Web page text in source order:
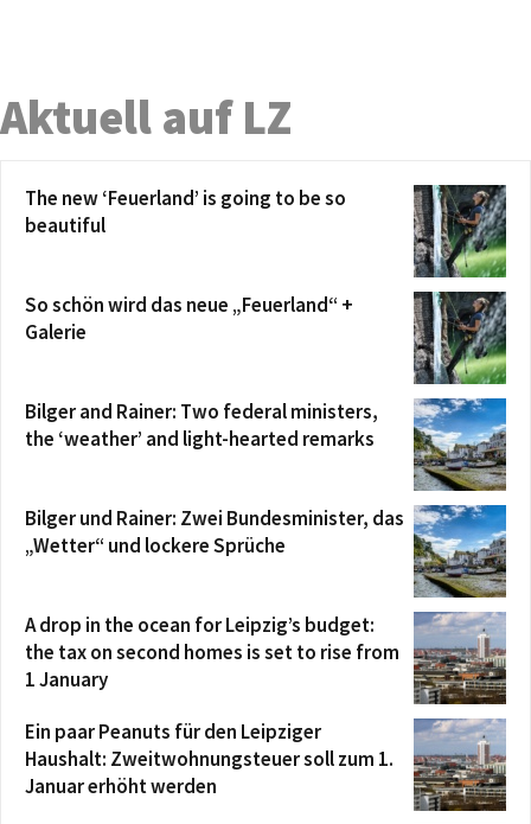
Aktuell auf LZ
The new ‘Feuerland’ is going to be so
beautiful
So schön wird das neue „Feuerland“ +
Galerie
Bilger and Rainer: Two federal ministers,
the ‘weather’ and light-hearted remarks
Bilger und Rainer: Zwei Bundesminister, das
„Wetter“ und lockere Sprüche
A drop in the ocean for Leipzig’s budget:
the tax on second homes is set to rise from
1 January
Ein paar Peanuts für den Leipziger
Haushalt: Zweitwohnungsteuer soll zum 1.
Januar erhöht werden